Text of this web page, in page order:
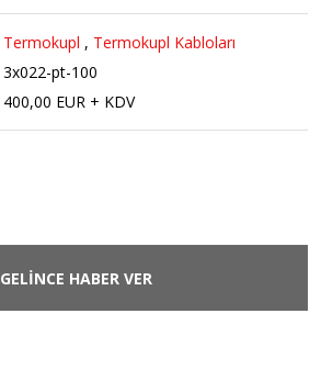
Termokupl , Termokupl Kabloları
3x022-pt-100
400,00 EUR + KDV
GELİNCE HABER VER